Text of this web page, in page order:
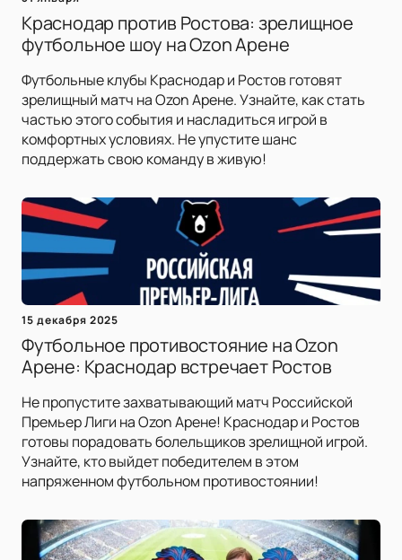
Краснодар против Ростова: зрелищное
футбольное шоу на Ozon Арене
Футбольные клубы Краснодар и Ростов готовят
зрелищный матч на Ozon Арене. Узнайте, как стать
частью этого события и насладиться игрой в
комфортных условиях. Не упустите шанс
поддержать свою команду в живую!
15 декабря 2025
Футбольное противостояние на Ozon
Арене: Краснодар встречает Ростов
Не пропустите захватывающий матч Российской
Премьер Лиги на Ozon Арене! Краснодар и Ростов
готовы порадовать болельщиков зрелищной игрой.
Узнайте, кто выйдет победителем в этом
напряженном футбольном противостоянии!